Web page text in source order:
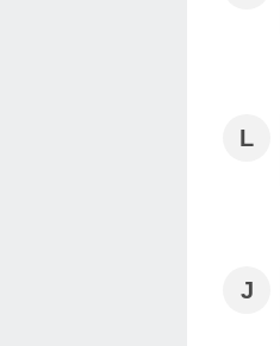
L
J